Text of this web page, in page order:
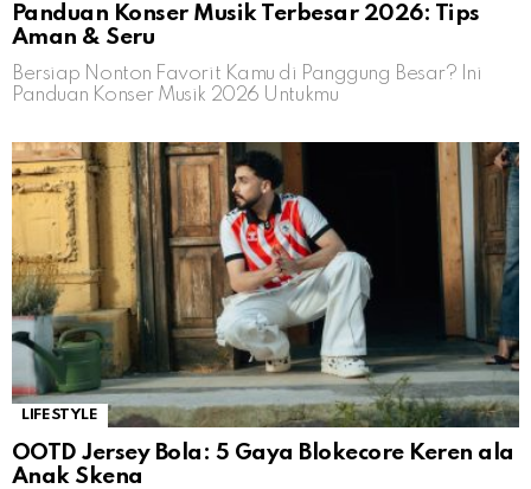
Panduan Konser Musik Terbesar 2026: Tips
Aman & Seru
Bersiap Nonton Favorit Kamu di Panggung Besar? Ini
Panduan Konser Musik 2026 Untukmu
LIFESTYLE
OOTD Jersey Bola: 5 Gaya Blokecore Keren ala
Anak Skena